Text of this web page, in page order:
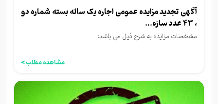
آگهی تجدید مزایده عمومی اجاره یک ساله بسته شماره دو
، 43 عدد سازه...
مشخصات مزایده به شرح ذیل می باشد:
مشاهده مطلب >